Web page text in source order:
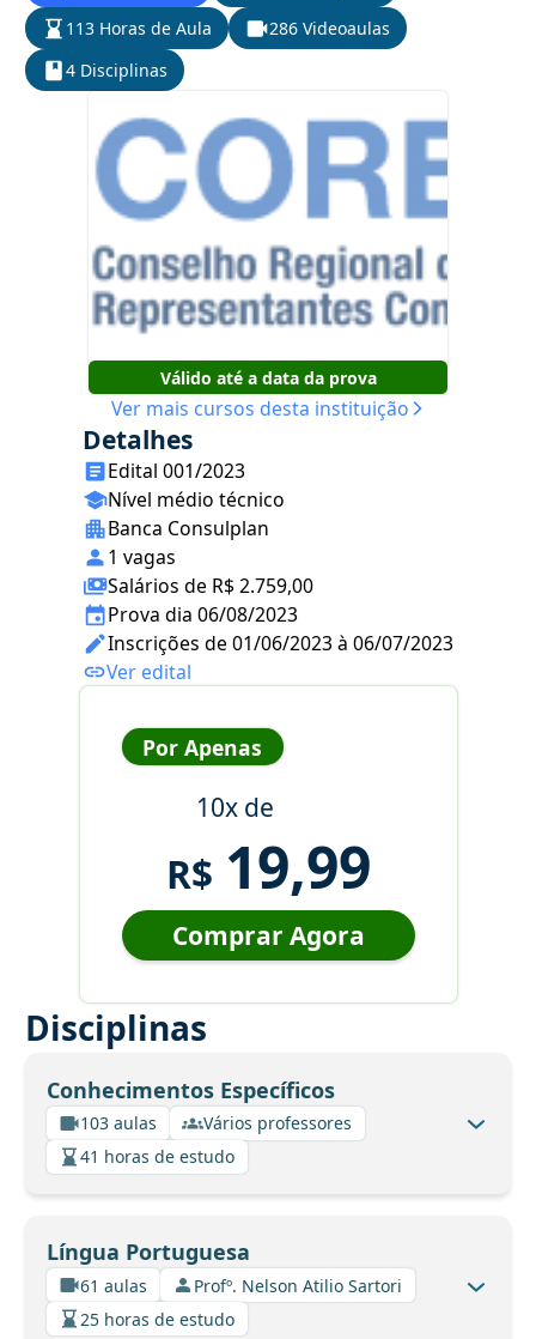
113 Horas de Aula
286 Videoaulas
4 Disciplinas
Válido até a data da prova
Ver mais cursos desta instituição
Detalhes
Edital 001/2023
Nível médio técnico
Banca Consulplan
1 vagas
Salários de R$ 2.759,00
Prova dia 06/08/2023
Inscrições de 01/06/2023 à 06/07/2023
Ver edital
Por Apenas
10x de
R$ 19,99
Comprar Agora
Disciplinas
Conhecimentos Específicos
103 aulas
Vários professores
41 horas de estudo
Língua Portuguesa
61 aulas
Profº. Nelson Atilio Sartori
25 horas de estudo